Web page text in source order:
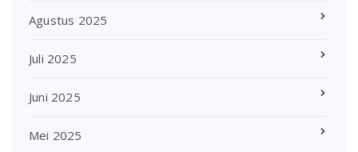
Agustus 2025
Juli 2025
Juni 2025
Mei 2025